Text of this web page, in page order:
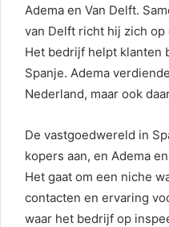
Adema en Van Delft.
van Delft richt hij zich op
Het bedrijf helpt klanten
Spanje. Adema
Nederland, maar ook
De vastgoedwereld in
kopers aan, en Adema
Het gaat om een niche
contacten en ervaring
waar het bedrijf op